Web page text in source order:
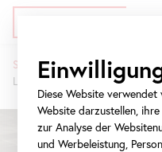
zum
Meta-
Navigation
springen
Navigation
springen
Startseite
Ausstellungen
Lieber Volksoper als
Diese Website
Website darzustellen,
zur Analyse der
und Werbeleistung,